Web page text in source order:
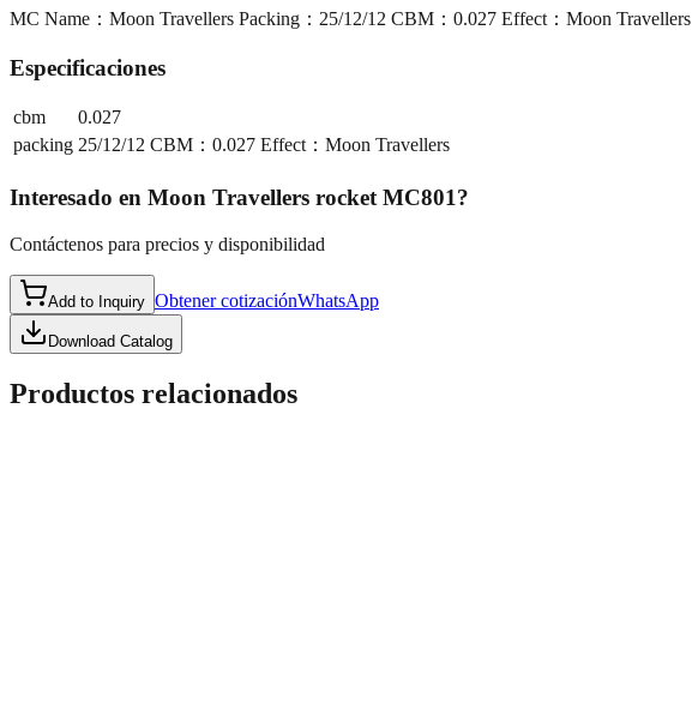
MC Name：Moon Travellers Packing：25/12/12 CBM：0.027 Effect：Moon Travellers
Especificaciones
cbm
0.027
packing 25/12/12 CBM：0.027 Effect：Moon Travellers
Interesado en Moon Travellers rocket MC801?
Contáctenos para precios y disponibilidad
Add to Inquiry Obtener cotizaciónWhatsApp
Download Catalog
Productos relacionados